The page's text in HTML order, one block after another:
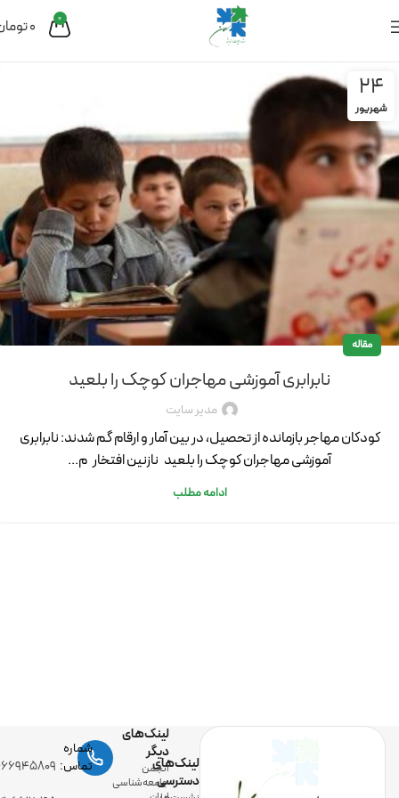
0
0
24
شهریور
مقاله
نابرابری آموزشی مهاجران کوچک را بلعید
مدیر سایت
کودکان مهاجر بازمانده از تحصیل، در بین آمار و ارقام گم شدند: نابرابری
آموزشی مهاجران کوچک را بلعید نازنین افتخار م...
ادامه مطلب
لینک‌های
دسترسی
لینک‌های
دیگر
انجمن
جامعه‌شناسی
شماره
تماس: ۰۲۱-